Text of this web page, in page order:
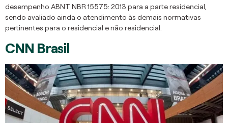
desempenho ABNT NBR 15575: 2013 para a parte residencial,
sendo avaliado ainda o atendimento às demais normativas
pertinentes para o residencial e não residencial.
CNN Brasil